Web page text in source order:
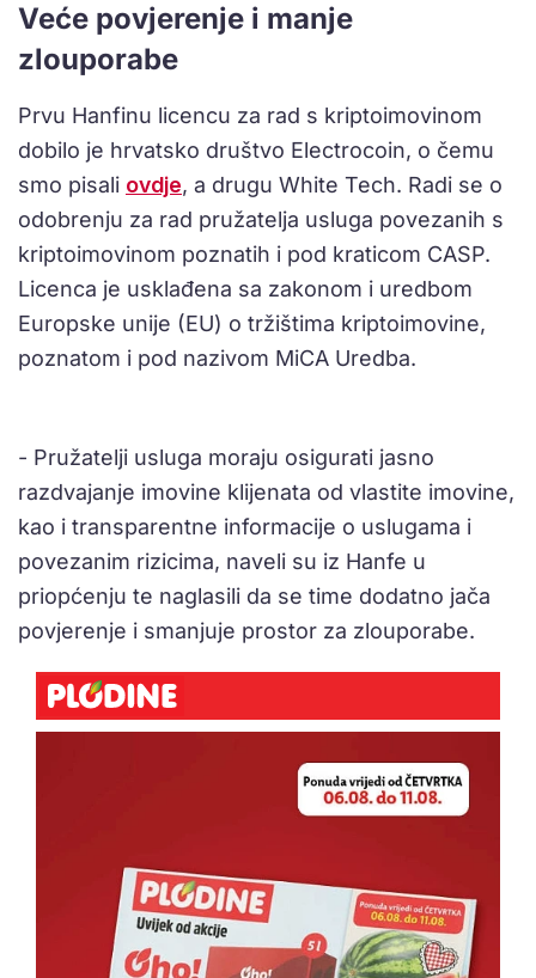
Veće povjerenje i manje
zlouporabe
Prvu Hanfinu licencu za rad s kriptoimovinom
dobilo je hrvatsko društvo Electrocoin, o čemu
smo pisali ovdje, a drugu White Tech. Radi se o
odobrenju za rad pružatelja usluga povezanih s
kriptoimovinom poznatih i pod kraticom CASP.
Licenca je usklađena sa zakonom i uredbom
Europske unije (EU) o tržištima kriptoimovine,
poznatom i pod nazivom MiCA Uredba.
- Pružatelji usluga moraju osigurati jasno
razdvajanje imovine klijenata od vlastite imovine,
kao i transparentne informacije o uslugama i
povezanim rizicima, naveli su iz Hanfe u
priopćenju te naglasili da se time dodatno jača
povjerenje i smanjuje prostor za zlouporabe.